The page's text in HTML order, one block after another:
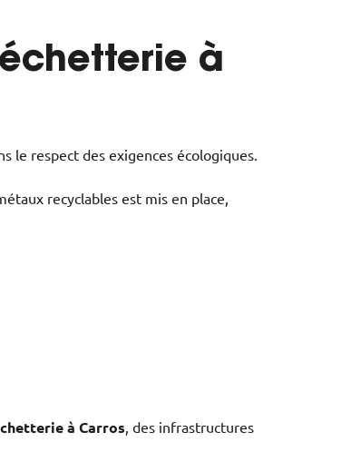
à
le respect des exigences écologiques.
recyclables est mis en place,
à Carros, des infrastructures